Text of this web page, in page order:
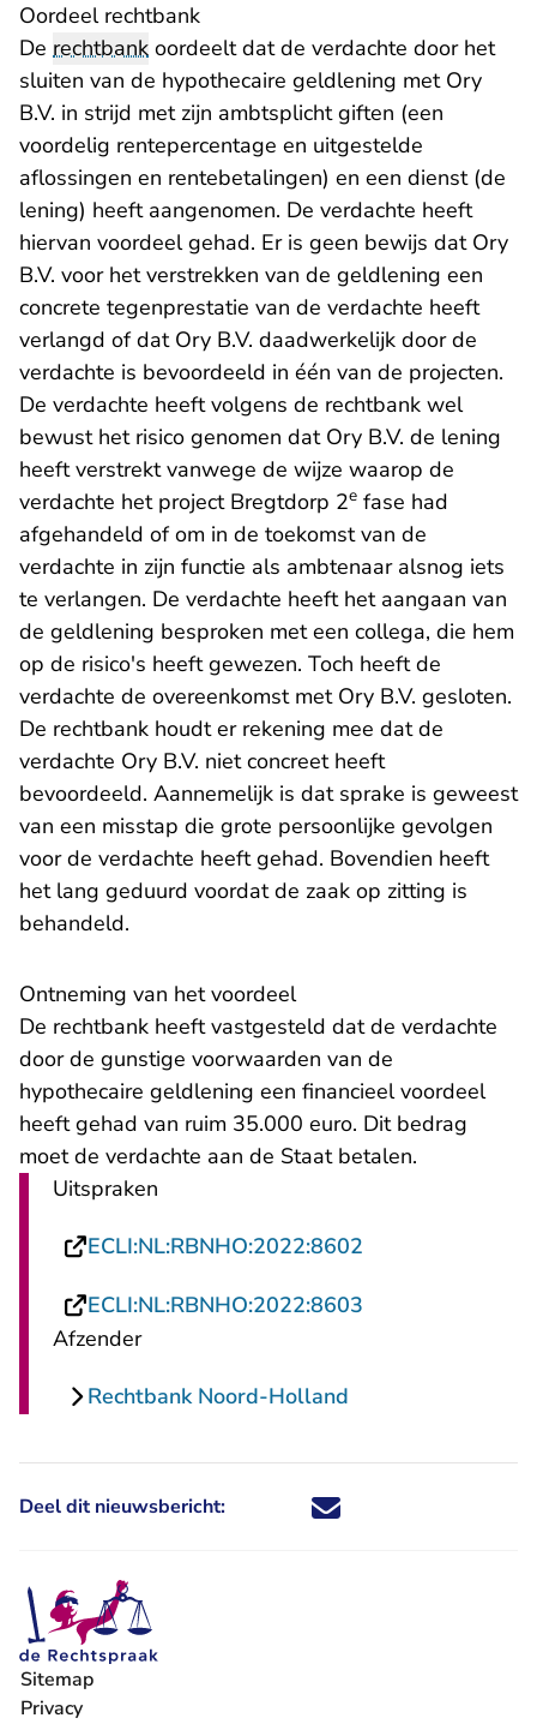
Oordeel rechtbank
De rechtbank oordeelt dat de verdachte door het
sluiten van de hypothecaire geldlening met Ory
B.V. in strijd met zijn ambtsplicht giften (een
voordelig rentepercentage en uitgestelde
aflossingen en rentebetalingen) en een dienst (de
lening) heeft aangenomen. De verdachte heeft
hiervan voordeel gehad. Er is geen bewijs dat Ory
B.V. voor het verstrekken van de geldlening een
concrete tegenprestatie van de verdachte heeft
verlangd of dat Ory B.V. daadwerkelijk door de
verdachte is bevoordeeld in één van de projecten.
De verdachte heeft volgens de rechtbank wel
bewust het risico genomen dat Ory B.V. de lening
heeft verstrekt vanwege de wijze waarop de
verdachte het project Bregtdorp 2e fase had
afgehandeld of om in de toekomst van de
verdachte in zijn functie als ambtenaar alsnog iets
te verlangen. De verdachte heeft het aangaan van
de geldlening besproken met een collega, die hem
op de risico's heeft gewezen. Toch heeft de
verdachte de overeenkomst met Ory B.V. gesloten.
De rechtbank houdt er rekening mee dat de
verdachte Ory B.V. niet concreet heeft
bevoordeeld. Aannemelijk is dat sprake is geweest
van een misstap die grote persoonlijke gevolgen
voor de verdachte heeft gehad. Bovendien heeft
het lang geduurd voordat de zaak op zitting is
behandeld.
Ontneming van het voordeel
De rechtbank heeft vastgesteld dat de verdachte
door de gunstige voorwaarden van de
hypothecaire geldlening een financieel voordeel
heeft gehad van ruim 35.000 euro. Dit bedrag
moet de verdachte aan de Staat betalen.
Uitspraken
ECLI:NL:RBNHO:2022:8602
ECLI:NL:RBNHO:2022:8603
Afzender
Rechtbank Noord-Holland
Deel dit nieuwsbericht: Deel dit nieuwsbericht via X -
Deel dit nieuwsbericht via
Deel dit nieuwsbericht
Deel dit
Sitemap
Privacy